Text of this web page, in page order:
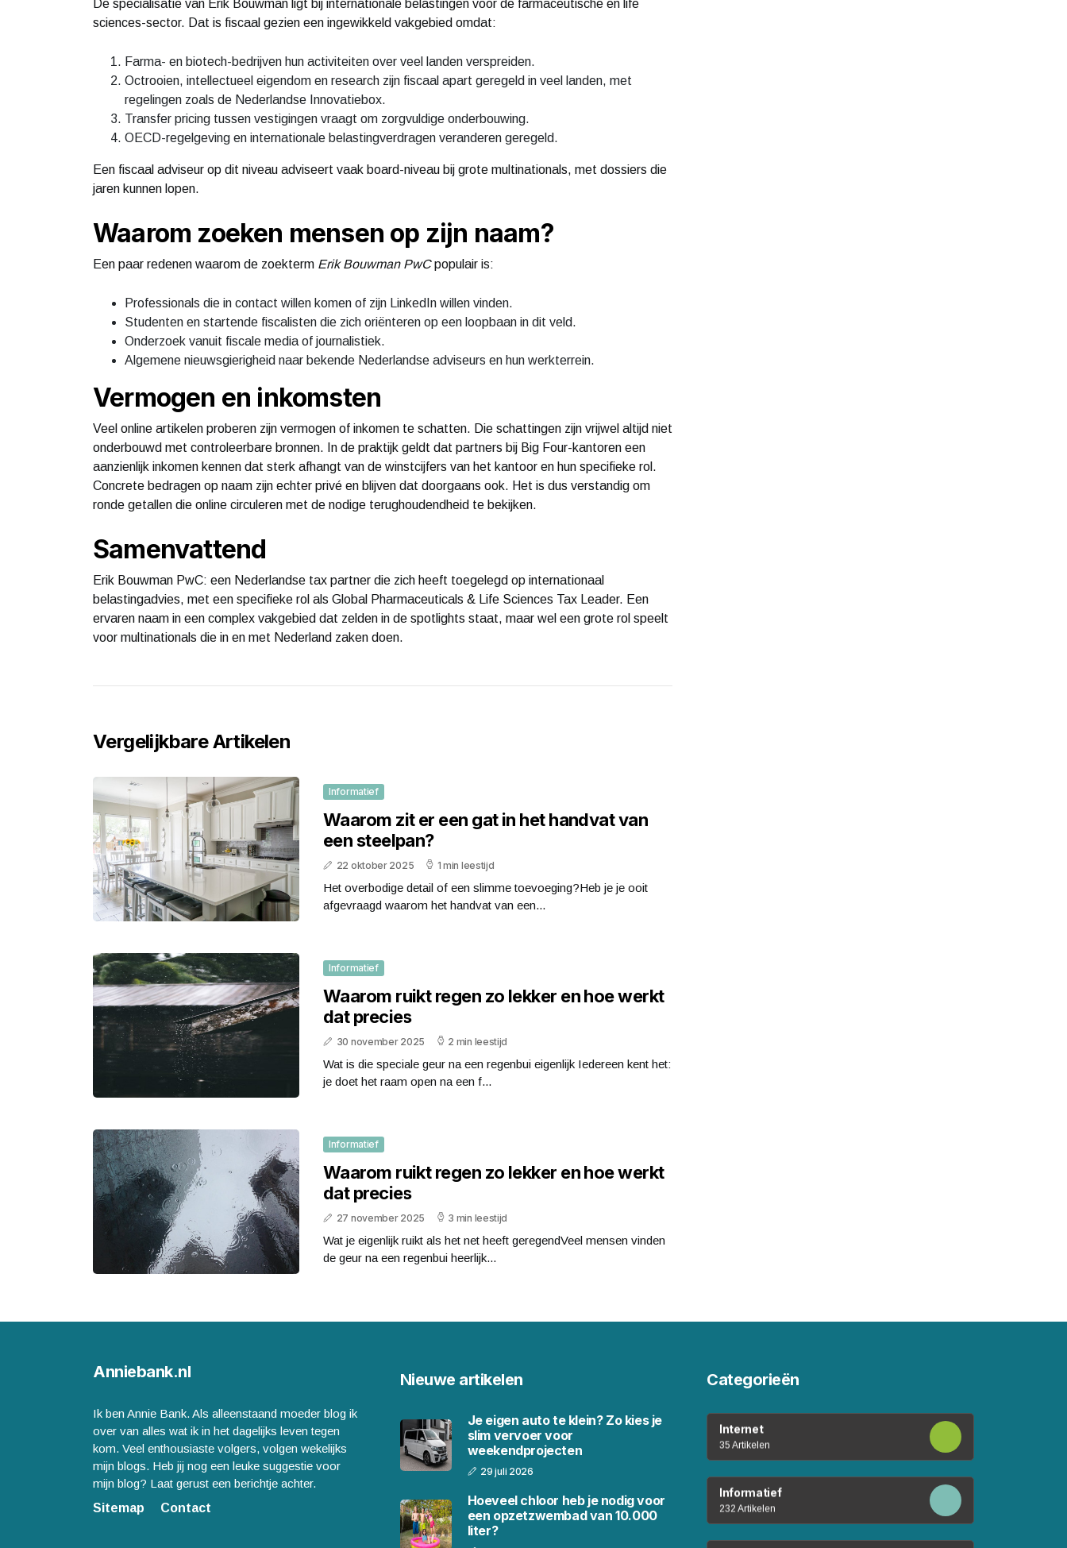
De specialisatie van Erik Bouwman ligt bij internationale belastingen voor de farmaceutische en life
sciences-sector. Dat is fiscaal gezien een ingewikkeld vakgebied omdat:
Farma- en biotech-bedrijven hun activiteiten over veel landen verspreiden.
Octrooien, intellectueel eigendom en research zijn fiscaal apart geregeld in veel landen, met
regelingen zoals de Nederlandse Innovatiebox.
Transfer pricing tussen vestigingen vraagt om zorgvuldige onderbouwing.
OECD-regelgeving en internationale belastingverdragen veranderen geregeld.
Een fiscaal adviseur op dit niveau adviseert vaak board-niveau bij grote multinationals, met dossiers die
jaren kunnen lopen.
Waarom zoeken mensen op zijn naam?
Een paar redenen waarom de zoekterm Erik Bouwman PwCpopulair is:
Professionals die in contact willen komen of zijn LinkedIn willen vinden.
Studenten en startende fiscalisten die zich oriënteren op een loopbaan in dit veld.
Onderzoek vanuit fiscale media of journalistiek.
Algemene nieuwsgierigheid naar bekende Nederlandse adviseurs en hun werkterrein.
Vermogen en inkomsten
Veel online artikelen proberen zijn vermogen of inkomen te schatten. Die schattingen zijn vrijwel altijd niet
onderbouwd met controleerbare bronnen. In de praktijk geldt dat partners bij Big Four-kantoren een
aanzienlijk inkomen kennen dat sterk afhangt van de winstcijfers van het kantoor en hun specifieke rol.
Concrete bedragen op naam zijn echter privé en blijven dat doorgaans ook. Het is dus verstandig om
ronde getallen die online circuleren met de nodige terughoudendheid te bekijken.
Samenvattend
Erik Bouwman PwC: een Nederlandse tax partner die zich heeft toegelegd op internationaal
belastingadvies, met een specifieke rol als Global Pharmaceuticals & Life Sciences Tax Leader. Een
ervaren naam in een complex vakgebied dat zelden in de spotlights staat, maar wel een grote rol speelt
voor multinationals die in en met Nederland zaken doen.
Vergelijkbare Artikelen
Informatief
Waarom zit er een gat in het handvat van
een steelpan?
22 oktober 2025 1 min leestijd
Het overbodige detail of een slimme toevoeging?Heb je je ooit
afgevraagd waarom het handvat van een...
Informatief
Waarom ruikt regen zo lekker en hoe werkt
dat precies
30 november 2025 2 min leestijd
Wat is die speciale geur na een regenbui eigenlijk Iedereen kent het:
je doet het raam open na een f...
Informatief
Waarom ruikt regen zo lekker en hoe werkt
dat precies
27 november 2025 3 min leestijd
Wat je eigenlijk ruikt als het net heeft geregendVeel mensen vinden
de geur na een regenbui heerlijk...
Anniebank.nl
Ik ben Annie Bank. Als alleenstaand moeder blog ik
over van alles wat ik in het dagelijks leven tegen
kom. Veel enthousiaste volgers, volgen wekelijks
mijn blogs. Heb jij nog een leuke suggestie voor
mijn blog? Laat gerust een berichtje achter.
Sitemap
Contact
Nieuwe artikelen
Je eigen auto te klein? Zo kies je
slim vervoer voor
weekendprojecten
29 juli 2026
Hoeveel chloor heb je nodig voor
een opzetzwembad van 10.000
liter?
Categorieën
Internet
35 Artikelen
Informatief
232 Artikelen